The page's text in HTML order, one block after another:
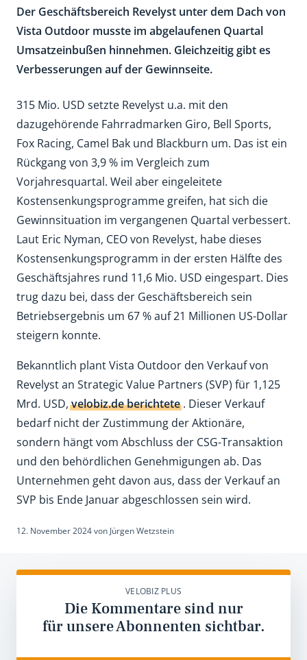
Der Geschäftsbereich Revelyst unter dem Dach von
Vista Outdoor musste im abgelaufenen Quartal
Umsatzeinbußen hinnehmen. Gleichzeitig gibt es
Verbesserungen auf der Gewinnseite.
315 Mio. USD setzte Revelyst u.a. mit den
dazugehörende Fahrradmarken Giro, Bell Sports,
Fox Racing, Camel Bak und Blackburn um. Das ist ein
Rückgang von 3,9 % im Vergleich zum
Vorjahresquartal. Weil aber eingeleitete
Kostensenkungsprogramme greifen, hat sich die
Gewinnsituation im vergangenen Quartal verbessert.
Laut Eric Nyman, CEO von Revelyst, habe dieses
Kostensenkungsprogramm in der ersten Hälfte des
Geschäftsjahres rund 11,6 Mio. USD eingespart. Dies
trug dazu bei, dass der Geschäftsbereich sein
Betriebsergebnis um 67 % auf 21 Millionen US-Dollar
steigern konnte.
Bekanntlich plant Vista Outdoor den Verkauf von
Revelyst an Strategic Value Partners (SVP) für 1,125
Mrd. USD,velobiz.de berichtete. Dieser Verkauf
bedarf nicht der Zustimmung der Aktionäre,
sondern hängt vom Abschluss der CSG-Transaktion
und den behördlichen Genehmigungen ab. Das
Unternehmen geht davon aus, dass der Verkauf an
SVP bis Ende Januar abgeschlossen sein wird.
12. November 2024von Jürgen Wetzstein
VELOBIZ PLUS
Die Kommentare sind nur
für unsere Abonnenten sichtbar.